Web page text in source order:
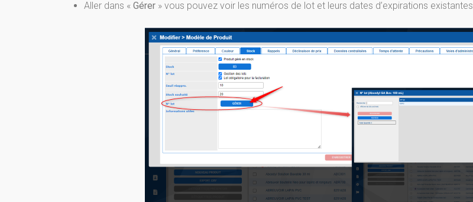
Aller dans « Gérer » vous pouvez voir les numéros de lot et leurs dates d’expirations existantes